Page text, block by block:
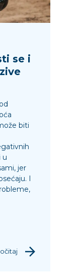
se i
biti
u
jer
I